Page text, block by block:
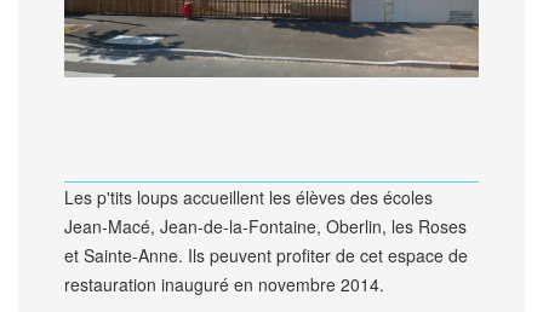
Les p'tits loups accueillent les élèves des écoles
Jean-Macé, Jean-de-la-Fontaine, Oberlin, les Roses
et Sainte-Anne. Ils peuvent profiter de cet espace de
restauration inauguré en novembre 2014.